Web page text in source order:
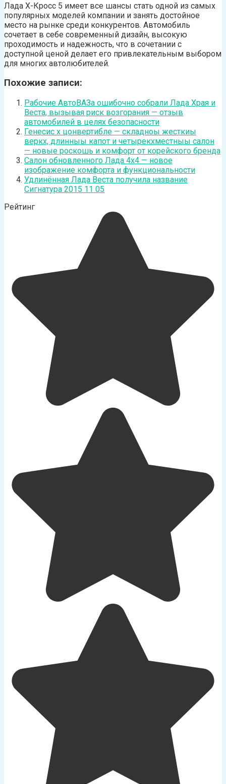
Лада Х-Кросс 5 имеет все шансы стать одной из самых
популярных моделей компании и занять достойное
место на рынке среди конкурентов. Автомобиль
сочетает в себе современный дизайн, высокую
проходимость и надежность, что в сочетании с
доступной ценой делает его привлекательным выбором
для многих автолюбителей.
Похожие записи:
Рабочие АвтоВАЗа ошибочно собрали Лада Храя и
Веста, вызывая риск возгорания — отзыв
автомобилей в целях безопасности
Генесис х цонвертибле — складноы жесткиы
веркх, длинныы капот и четырекхместныы салон
— новые роскошь и комфорт от корейского бренда
Салон обновленного Лада 4х4 — новое
изображение комфорта и функциональности
Удлинённая Лада Веста получила название
Сигнатура 2015 11 05
Рейтинг